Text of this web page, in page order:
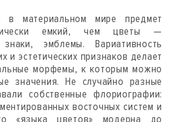
в материальном мире предмет
емкий, чем цветы —
эмблемы. Вариативность
и эстетических признаков делает
морфемы, к которым можно
значения. Не случайно разные
собственные флориографии:
восточных систем и
«языка цветов» модерна до